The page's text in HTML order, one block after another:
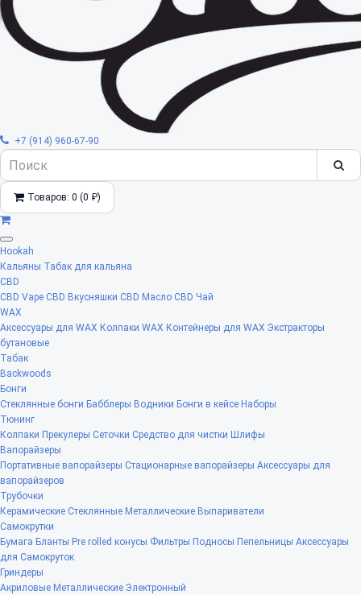
+7 (914) 960-67-90
Товаров: 0 (0 ₽)
Hookah
Кальяны Табак для кальяна
CBD
CBD Vape CBD Вкусняшки CBD Масло CBD Чай
WAX
Аксессуары для WAX Колпаки WAX Контейнеры для WAX Экстракторы
бутановые
Табак
Backwoods
Бонги
Стеклянные бонги Бабблеры Водники Бонги в кейсе Наборы
Тюнинг
Колпаки Прекулеры Сеточки Средство для чистки Шлифы
Вапорайзеры
Портативные вапорайзеры Стационарные вапорайзеры Аксессуары для
вапорайзеров
Трубочки
Керамические Стеклянные Металлические Выпариватели
Самокрутки
Бумага Бланты Pre rolled конусы Фильтры Подносы Пепельницы Аксессуары
для Самокруток
Гриндеры
Акриловые Металлические Электронный